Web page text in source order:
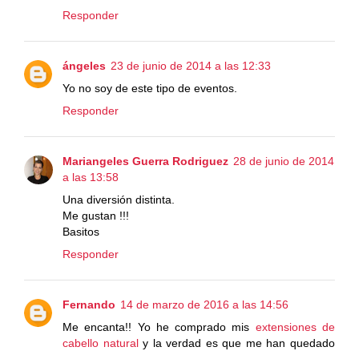
Responder
ángeles 23 de junio de 2014 a las 12:33
Yo no soy de este tipo de eventos.
Responder
Mariangeles Guerra Rodriguez 28 de junio de 2014
a las 13:58
Una diversión distinta.
Me gustan !!!
Basitos
Responder
Fernando 14 de marzo de 2016 a las 14:56
Me encanta!! Yo he comprado mis extensiones de
cabello naturaly la verdad es que me han quedado